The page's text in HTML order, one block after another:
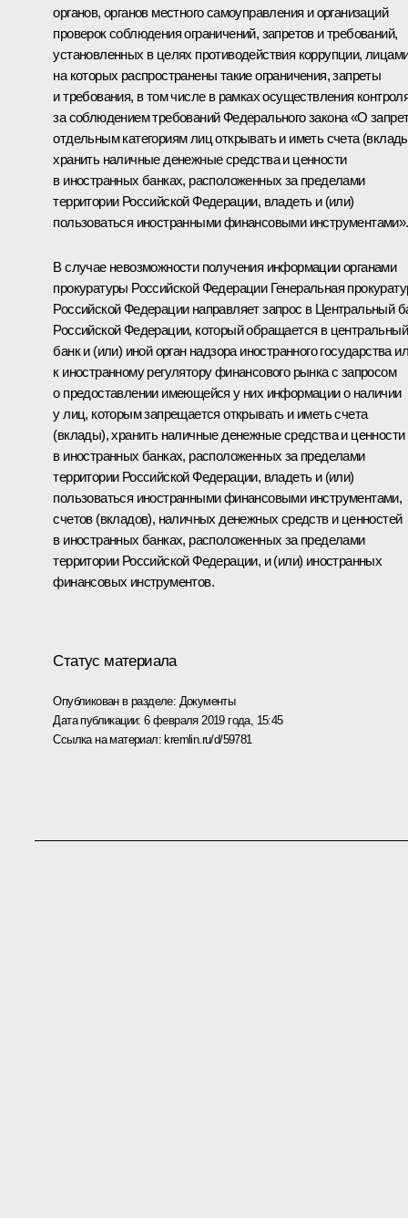
органов, органов местного самоуправления и организаций
проверок соблюдения ограничений, запретов и требований,
установленных в целях противодействия коррупции,
на которых распространены такие ограничения, запреты
и требования, в том числе в рамках осуществления
за соблюдением требований Федерального закона «О
отдельным категориям лиц открывать и иметь счета
хранить наличные денежные средства и ценности
в иностранных банках, расположенных за пределами
территории Российской Федерации, владеть и (или)
пользоваться иностранными финансовыми инструментами».
В случае невозможности получения информации органами
прокуратуры Российской Федерации Генеральная
Российской Федерации направляет запрос в Центральный
Российской Федерации, который обращается в центральный
банк и (или) иной орган надзора иностранного государства
к иностранному регулятору финансового рынка с запросом
о предоставлении имеющейся у них информации о наличии
у лиц, которым запрещается открывать и иметь счета
(вклады), хранить наличные денежные средства и ценности
в иностранных банках, расположенных за пределами
территории Российской Федерации, владеть и (или)
пользоваться иностранными финансовыми инструментами,
счетов (вкладов), наличных денежных средств и ценностей
в иностранных банках, расположенных за пределами
территории Российской Федерации, и (или) иностранных
финансовых инструментов.
Статус материала
Опубликован в разделе: Документы
Дата публикации:6 февраля 2019 года, 15:45
Ссылка на материал: kremlin.ru/d/59781